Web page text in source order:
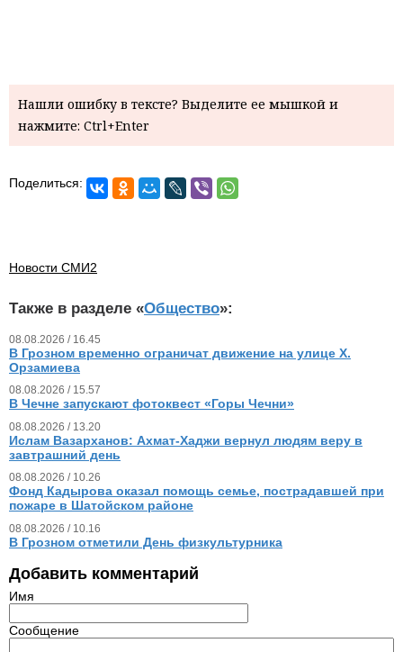
Нашли ошибку в тексте? Выделите ее мышкой и
нажмите: Ctrl+Enter
Поделиться:
Новости СМИ2
Также в разделе «Общество»:
08.08.2026 / 16.45
В Грозном временно ограничат движение на улице Х.
Орзамиева
08.08.2026 / 15.57
В Чечне запускают фотоквест «Горы Чечни»
08.08.2026 / 13.20
Ислам Вазарханов: Ахмат-Хаджи вернул людям веру в
завтрашний день
08.08.2026 / 10.26
Фонд Кадырова оказал помощь семье, пострадавшей при
пожаре в Шатойском районе
08.08.2026 / 10.16
В Грозном отметили День физкультурника
Добавить комментарий
Имя
Сообщение